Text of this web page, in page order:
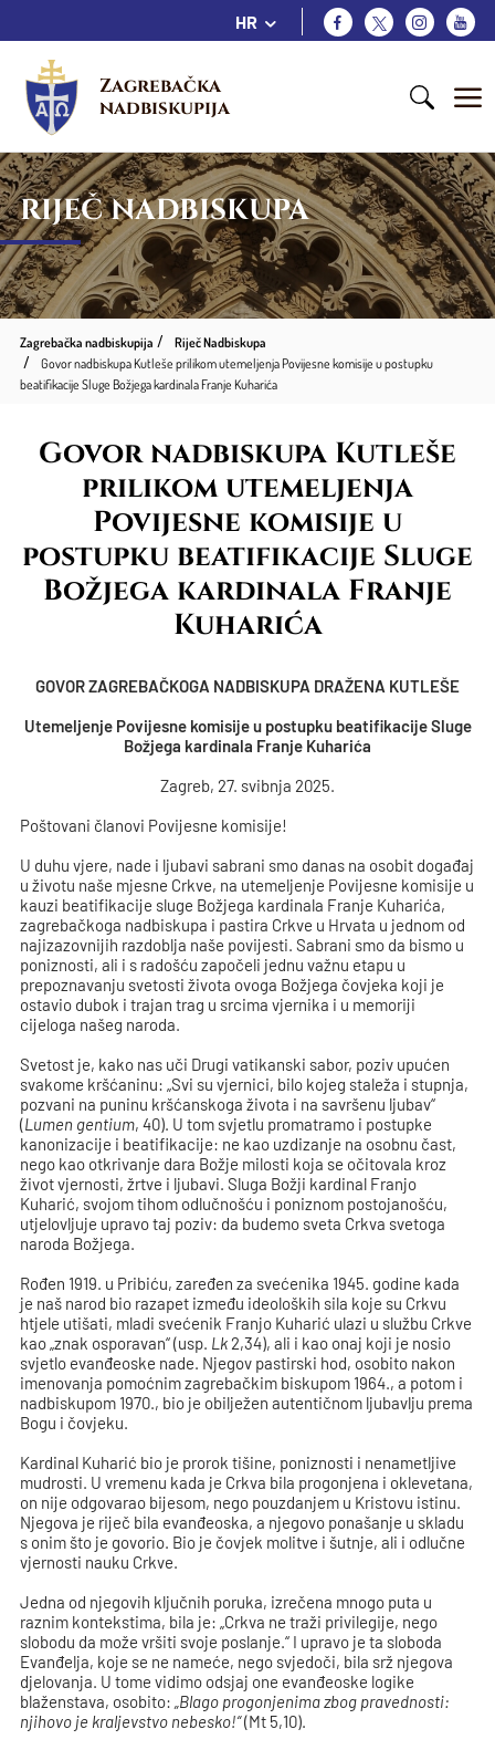
HR
Zagrebačka
nadbiskupija
RIJEČ NADBISKUPA
Zagrebačka nadbiskupija
Riječ Nadbiskupa
Govor nadbiskupa Kutleše prilikom utemeljenja Povijesne komisije u postupku
beatifikacije Sluge Božjega kardinala Franje Kuharića
Govor nadbiskupa Kutleše
prilikom utemeljenja
Povijesne komisije u
postupku beatifikacije Sluge
Božjega kardinala Franje
Kuharića
GOVOR ZAGREBAČKOGA NADBISKUPA DRAŽENA KUTLEŠE
Utemeljenje Povijesne komisije u postupku beatifikacije Sluge
Božjega kardinala Franje Kuharića
Zagreb, 27. svibnja 2025.
Poštovani članovi Povijesne komisije!
U duhu vjere, nade i ljubavi sabrani smo danas na osobit događaj
u životu naše mjesne Crkve, na utemeljenje Povijesne komisije u
kauzi beatifikacije sluge Božjega kardinala Franje Kuharića,
zagrebačkoga nadbiskupa i pastira Crkve u Hrvata u jednom od
najizazovnijih razdoblja naše povijesti. Sabrani smo da bismo u
poniznosti, ali i s radošću započeli jednu važnu etapu u
prepoznavanju svetosti života ovoga Božjega čovjeka koji je
ostavio dubok i trajan trag u srcima vjernika i u memoriji
cijeloga našeg naroda.
Svetost je, kako nas uči Drugi vatikanski sabor, poziv upućen
svakome kršćaninu: „Svi su vjernici, bilo kojeg staleža i stupnja,
pozvani na puninu kršćanskoga života i na savršenu ljubav“
(Lumen gentium, 40). U tom svjetlu promatramo i postupke
kanonizacije i beatifikacije: ne kao uzdizanje na osobnu čast,
nego kao otkrivanje dara Božje milosti koja se očitovala kroz
život vjernosti, žrtve i ljubavi. Sluga Božji kardinal Franjo
Kuharić, svojom tihom odlučnošću i poniznom postojanošću,
utjelovljuje upravo taj poziv: da budemo sveta Crkva svetoga
naroda Božjega.
Rođen 1919. u Pribiću, zaređen za svećenika 1945. godine kada
je naš narod bio razapet između ideoloških sila koje su Crkvu
htjele utišati, mladi svećenik Franjo Kuharić ulazi u službu Crkve
kao „znak osporavan“ (usp. Lk 2,34), ali i kao onaj koji je nosio
svjetlo evanđeoske nade. Njegov pastirski hod, osobito nakon
imenovanja pomoćnim zagrebačkim biskupom 1964., a potom i
nadbiskupom 1970., bio je obilježen autentičnom ljubavlju prema
Bogu i čovjeku.
Kardinal Kuharić bio je prorok tišine, poniznosti i nenametljive
mudrosti. U vremenu kada je Crkva bila progonjena i oklevetana,
on nije odgovarao bijesom, nego pouzdanjem u Kristovu istinu.
Njegova je riječ bila evanđeoska, a njegovo ponašanje u skladu
s onim što je govorio. Bio je čovjek molitve i šutnje, ali i odlučne
vjernosti nauku Crkve.
Jedna od njegovih ključnih poruka, izrečena mnogo puta u
raznim kontekstima, bila je: „Crkva ne traži privilegije, nego
slobodu da može vršiti svoje poslanje.“ I upravo je ta sloboda
Evanđelja, koje se ne nameće, nego svjedoči, bila srž njegova
djelovanja. U tome vidimo odsjaj one evanđeoske logike
blaženstava, osobito:„Blago progonjenima zbog pravednosti:
njihovo je kraljevstvo nebesko!“(Mt 5,10).